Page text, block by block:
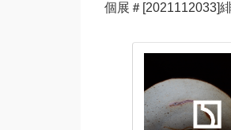
個展＃[2021112033]